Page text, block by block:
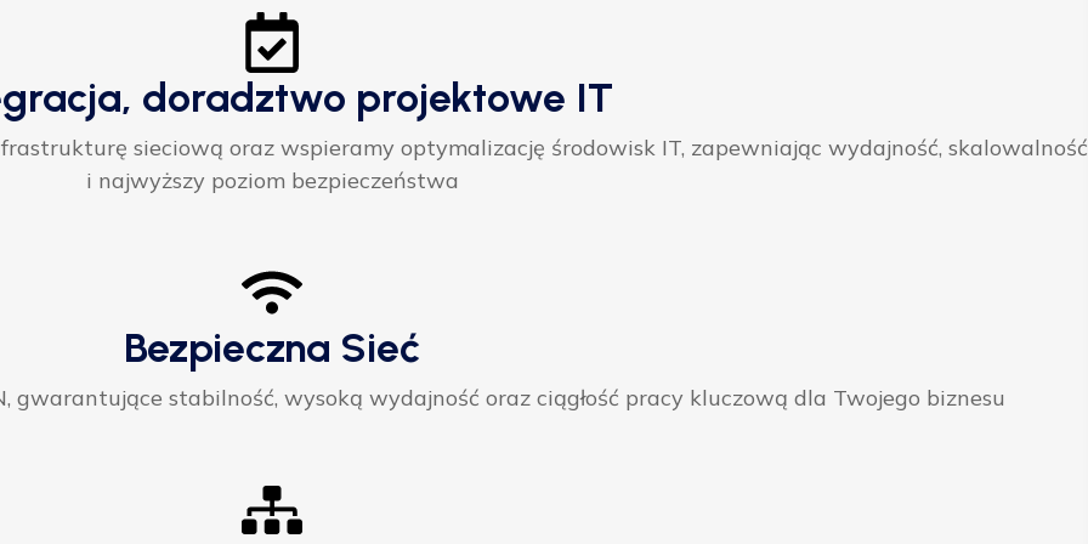
doradztwo projektowe IT
sieciową oraz wspieramy optymalizację środowisk IT, zapewniając wydajność, skalowalność
i najwyższy poziom bezpieczeństwa
Bezpieczna Sieć
stabilność, wysoką wydajność oraz ciągłość pracy kluczową dla Twojego biznesu